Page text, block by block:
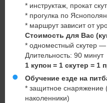
* инструктаж, прокат
* прогулка по
* маршрут зависит от
Стоимость для Вас
* одноместный скутер
Длительность: 90 минут
1 купон = 1 скутер = 1
Обучение езде на
* защитное снаряжение
наколенники)